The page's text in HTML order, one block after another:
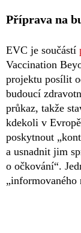
Příprava na
EVC je součástí
Vaccination
projektu posílit
budoucí
průkaz, takže
kdekoli v
poskytnout
a usnadnit jim
o očkování“.
„informovaného